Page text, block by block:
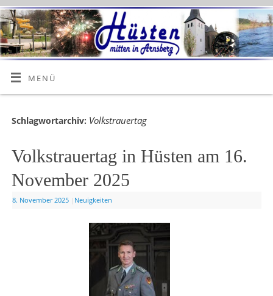
MENÜ
Schlagwortarchiv: Volkstrauertag
Volkstrauertag in Hüsten am 16.
November 2025
8. November 2025 Neuigkeiten